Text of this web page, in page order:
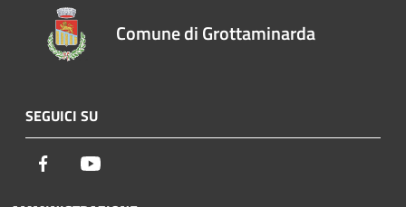
Comune di Grottaminarda
SEGUICI SU
Facebook